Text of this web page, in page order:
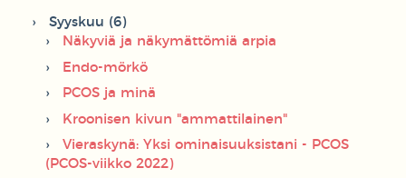
Syyskuu (6)
Näkyviä ja näkymättömiä arpia
Endo-mörkö
PCOS ja minä
Kroonisen kivun "ammattilainen"
Vieraskynä: Yksi ominaisuuksistani - PCOS
(PCOS-viikko 2022)